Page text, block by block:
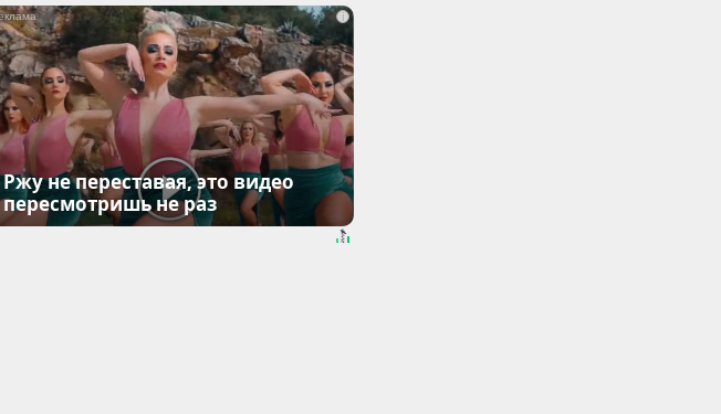
i
Ржу не переставая, это видео
пересмотришь не раз